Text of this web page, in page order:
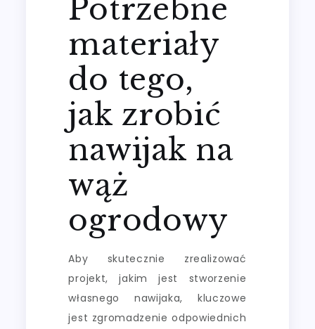
Potrzebne
materiały
do tego,
jak zrobić
nawijak na
wąż
ogrodowy
Aby skutecznie zrealizować
projekt, jakim jest stworzenie
własnego nawijaka, kluczowe
jest zgromadzenie odpowiednich